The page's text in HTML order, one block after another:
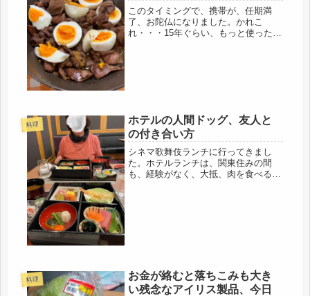
親子煮、
このタイミングで、携帯が、任期満
了、お陀仏になりました。かれこ
れ・・・15年ぐらい、もっと使った？
料理
ホテルの人間ドッグ、友人と
の付き合い方
シネマ歌舞伎ランチに行ってきまし
た。ホテルランチは、関東住みの間
も、経験がなく、大抵、肉を食べる、
料理
お金が絡むと落ちこみも大き
い残念なアイリス製品、今日